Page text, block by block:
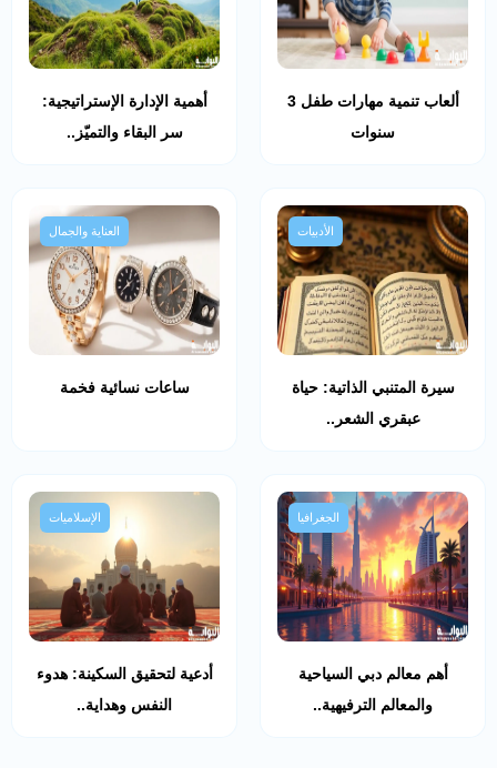
ألعاب تنمية مهارات طفل 3
سنوات
أهمية الإدارة الإستراتيجية:
سر البقاء والتميّز..
الأدبيات
سيرة المتنبي الذاتية: حياة
عبقري الشعر..
العناية والجمال
ساعات نسائية فخمة
الجغرافيا
أهم معالم دبي السياحية
والمعالم الترفيهية..
الإسلاميات
أدعية لتحقيق السكينة: هدوء
النفس وهداية..